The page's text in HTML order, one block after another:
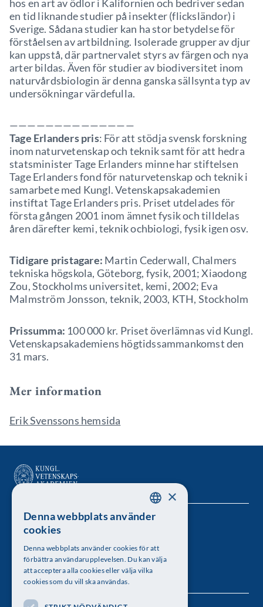
hos en art av ödlor i Kalifornien och bedriver sedan
en tid liknande studier på insekter (flicksländor) i
Sverige. Sådana studier kan ha stor betydelse för
förståelsen av artbildning. Isolerade grupper av djur
kan uppstå, där partnervalet styrs av färgen och nya
arter bildas. Även för studier av biodiversitet inom
naturvårdsbiologin är denna ganska sällsynta typ av
undersökningar värdefulla.
——————————————
Tage Erlanders pris: För att stödja svensk forskning
inom naturvetenskap och teknik samt för att hedra
statsminister Tage Erlanders minne har stiftelsen
Tage Erlanders fond för naturvetenskap och teknik i
samarbete med Kungl. Vetenskapsakademien
instiftat Tage Erlanders pris. Priset utdelades för
första gången 2001 inom ämnet fysik och tilldelas
åren därefter kemi, teknik ochbiologi, fysik igen osv.
Tidigare pristagare: Martin Cederwall, Chalmers
tekniska högskola, Göteborg, fysik, 2001; Xiaodong
Zou, Stockholms universitet, kemi, 2002; Eva
Malmström Jonsson, teknik, 2003, KTH, Stockholm
Prissumma: 100 000 kr. Priset överlämnas vid Kungl.
Vetenskapsakademiens högtidssammankomst den
31 mars.
Mer information
Erik Svenssons hemsida
Kungl. Vetenskapsakademien
Besöksadress: Lilla Frescativägen 4A
Telefon: 08-673 95 00
SWEDISH
×
Denna webbplats använder
cookies
Denna webbplats använder cookies för att
förbättra användarupplevelsen. Du kan välja
att acceptera alla cookies eller välja vilka
cookies som du vill ska användas.